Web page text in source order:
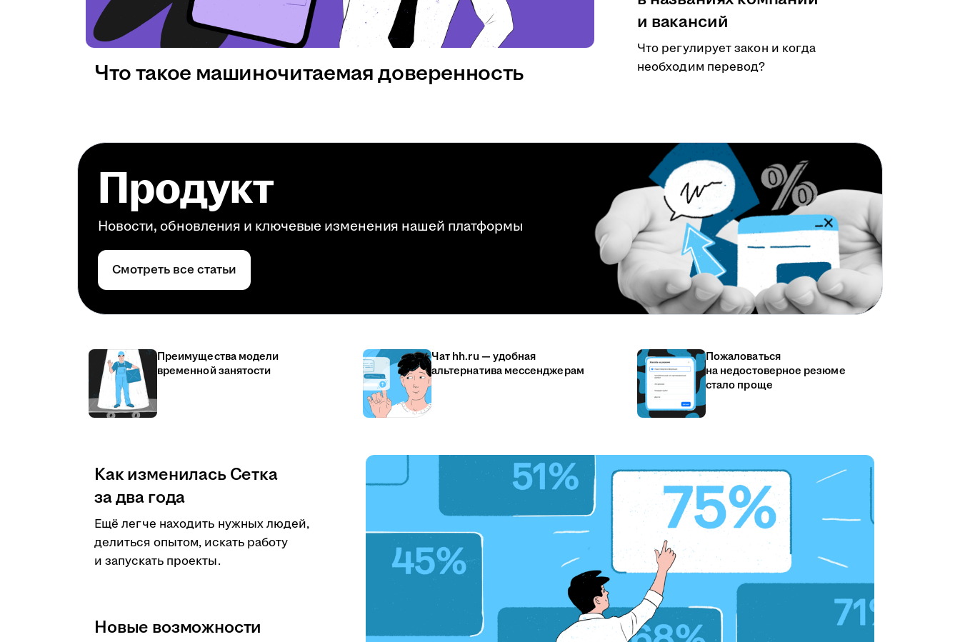
и вакансий
Что регулирует закон и когда
необходим перевод?
Что такое машиночитаемая доверенность
Продукт
Новости, обновления и ключевые изменения нашей платформы
Смотреть все статьи
Преимущества модели
временной занятости
Чат hh.ru — удобная
альтернатива мессенджерам
Пожаловаться
на недостоверное резюме
стало проще
Как изменилась Сетка
за два года
Ещё легче находить нужных людей,
делиться опытом, искать работу
и запускать проекты.
Новые возможности